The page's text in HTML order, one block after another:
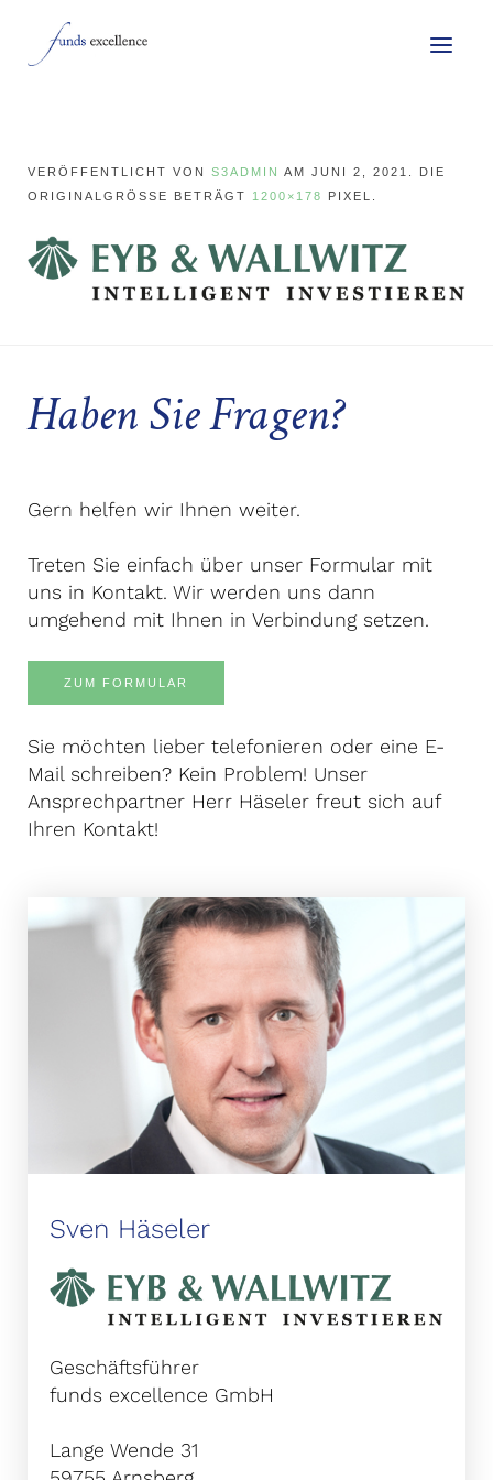
VERÖFFENTLICHT VON S3ADMIN AM JUNI 2, 2021
. DIE
ORIGINALGRÖSSE BETRÄGT
1200×178 PIXEL.
Haben Sie Fragen?
Gern helfen wir Ihnen weiter.
Treten Sie einfach über unser Formular mit
uns in Kontakt. Wir werden uns dann
umgehend mit Ihnen in Verbindung setzen.
ZUM FORMULAR
Sie möchten lieber telefonieren oder eine E-
Mail schreiben? Kein Problem! Unser
Ansprechpartner Herr Häseler freut sich auf
Ihren Kontakt!
Sven Häseler
Geschäftsführer
funds excellence GmbH
Lange Wende 31